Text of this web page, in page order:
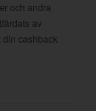
och andra
av
din cashback